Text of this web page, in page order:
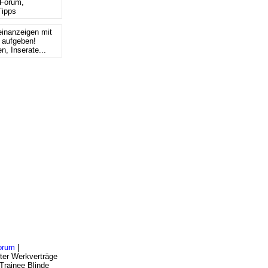
mit
Inserate...
Werkverträge
Blinde